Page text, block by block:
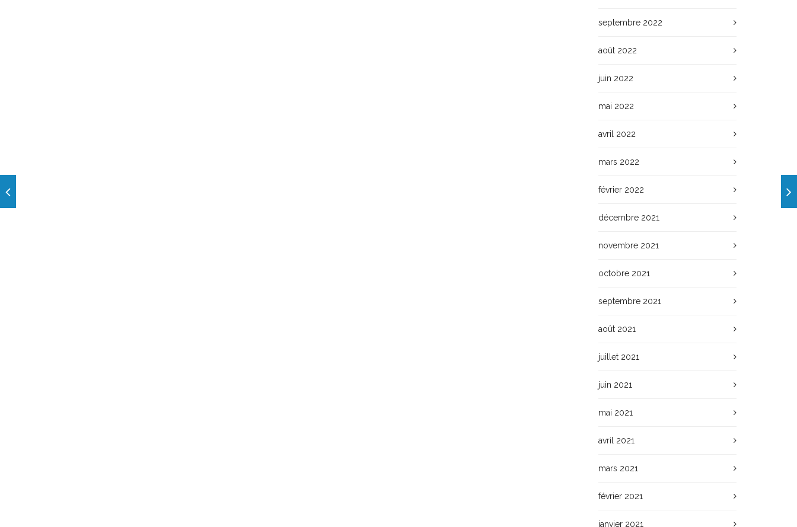
septembre 2022
août 2022
juin 2022
mai 2022
avril 2022
mars 2022
février 2022
décembre 2021
novembre 2021
octobre 2021
septembre 2021
août 2021
juillet 2021
juin 2021
mai 2021
avril 2021
mars 2021
février 2021
janvier 2021